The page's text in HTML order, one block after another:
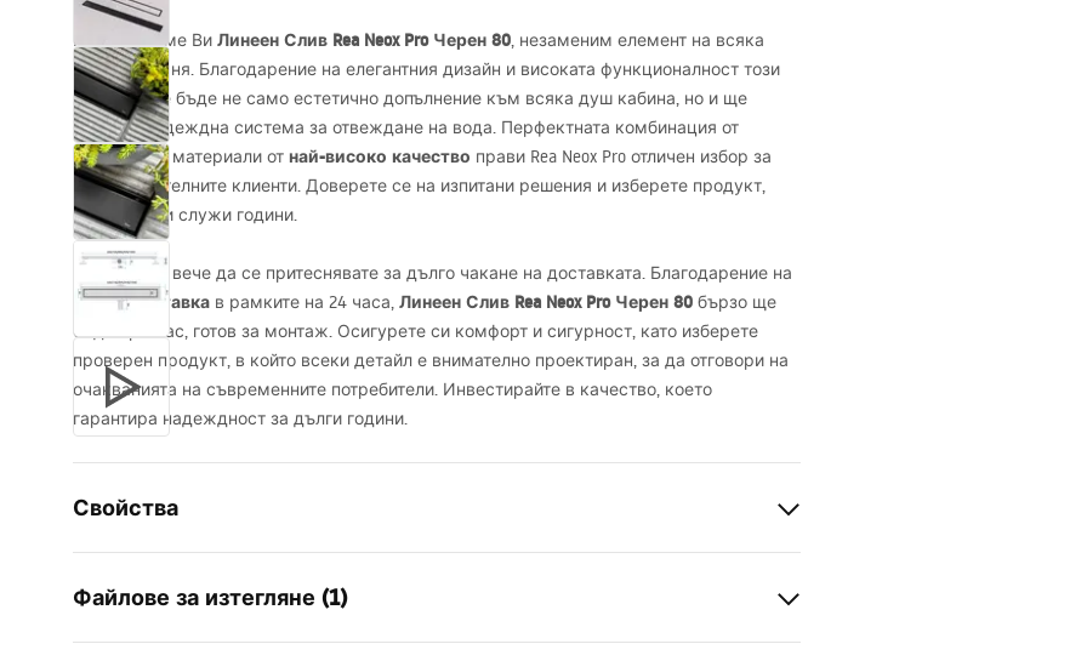
Представяме Ви Линеен Слив Rea Neox Pro Черен 80, незаменим елемент на всяка
модерна баня. Благодарение на елегантния дизайн и високата функционалност този
продукт ще бъде не само естетично допълнение към всяка душ кабина, но и ще
осигури надеждна система за отвеждане на вода. Перфектната комбинация от
здравинаи материали от най-високо качество прави Rea Neox Pro отличен избор за
най-взискателните клиенти. Доверете се на изпитани решения и изберете продукт,
който ще Ви служи години.
Не е нужно вече да се притеснявате за дълго чакане на доставката. Благодарение на
бърза доставка в рамките на 24 часа, Линеен Слив Rea Neox Pro Черен 80 бързо ще
бъде при Вас, готов за монтаж. Осигурете си комфорт и сигурност, като изберете
проверен продукт, в който всеки детайл е внимателно проектиран, за да отговори на
очакванията на съвременните потребители. Инвестирайте в качество, което
гарантира надеждност за дълги години.
Свойства
Тип на сифона
Дължина на сифона (cm)
80
Файлове за изтегляне (1)